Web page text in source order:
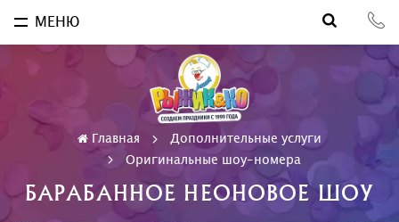
МЕНЮ
Главная
Дополнительные услуги
Оригинальные шоу-номера
БАРАБАННОЕ НЕОНОВОЕ ШОУ